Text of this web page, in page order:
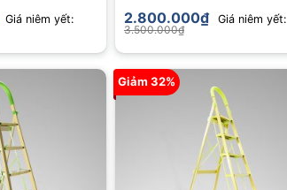
Giá niêm yết:
5 sao
2.800.000₫
Giá niêm yết:
3.500.000₫
Giảm 32%